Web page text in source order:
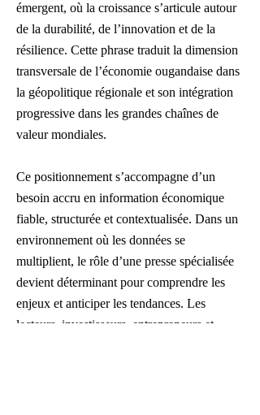
émergent, où la croissance s’articule autour
de la durabilité, de l’innovation et de la
résilience. Cette phrase traduit la dimension
transversale de l’économie ougandaise dans
la géopolitique régionale et son intégration
progressive dans les grandes chaînes de
valeur mondiales.
Ce positionnement s’accompagne d’un
besoin accru en information économique
fiable, structurée et contextualisée. Dans un
environnement où les données se
multiplient, le rôle d’une presse spécialisée
devient déterminant pour comprendre les
enjeux et anticiper les tendances. Les
lecteurs, investisseurs, entrepreneurs et